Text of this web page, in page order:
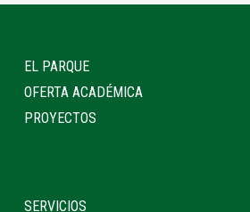
EL PARQUE
OFERTA ACADÉMICA
PROYECTOS
SERVICIOS